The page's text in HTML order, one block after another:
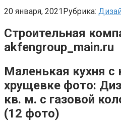
20 января, 2021Рубрика:
Строительная
akfengroup_main.ru
Маленькая кухня с
хрущевке фото:
кв. м. с газовой
(12 фото)